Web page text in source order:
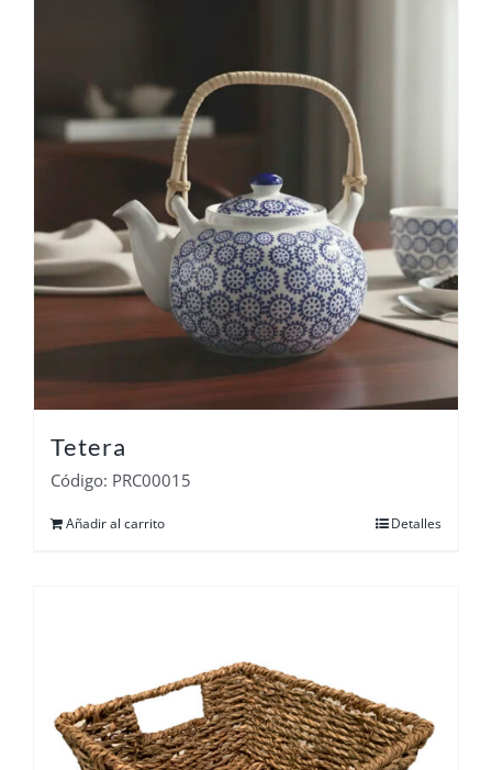
Tetera
Código: PRC00015
Añadir al carrito Detalles